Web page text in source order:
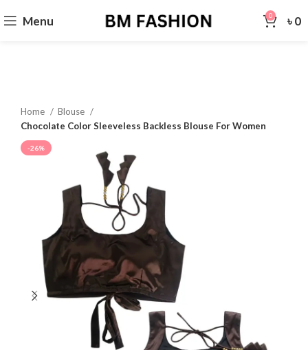
Menu 0 ৳0
Home
Blouse
Chocolate Color Sleeveless Backless Blouse For Women
-26%